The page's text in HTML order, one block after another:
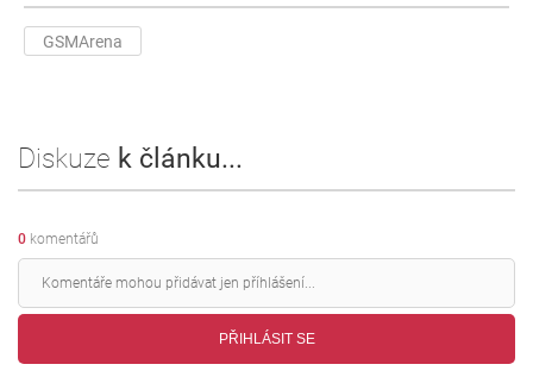
GSMArena
Diskuze k článku...
0 komentářů
PŘIHLÁSIT SE